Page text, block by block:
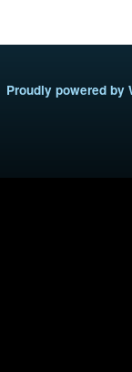
Proudly powered by